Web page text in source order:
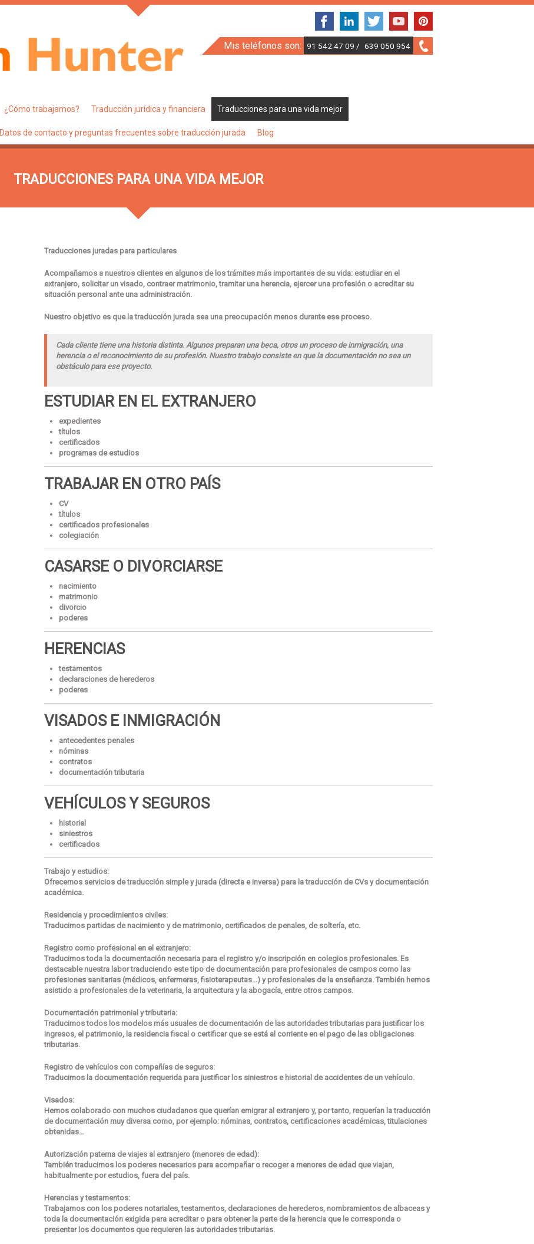
Mis teléfonos son: 91 542 47 09 / 639 050 954
¿Cómo trabajamos? Traducción jurídica y financiera Traducciones para una vida mejor
Datos de contacto y preguntas frecuentes sobre traducción jurada Blog
TRADUCCIONES PARA UNA VIDA MEJOR
Traducciones juradas para particulares
Acompañamos a nuestros clientes en algunos de los trámites más importantes de su vida: estudiar en el
extranjero, solicitar un visado, contraer matrimonio, tramitar una herencia, ejercer una profesión o acreditar su
situación personal ante una administración.
Nuestro objetivo es que la traducción jurada sea una preocupación menos durante ese proceso.
Cada cliente tiene una historia distinta. Algunos preparan una beca, otros un proceso de inmigración, una
herencia o el reconocimiento de su profesión. Nuestro trabajo consiste en que la documentación no sea un
obstáculo para ese proyecto.
ESTUDIAR EN EL EXTRANJERO
expedientes
títulos
certificados
programas de estudios
TRABAJAR EN OTRO PAÍS
CV
títulos
certificados profesionales
colegiación
CASARSE O DIVORCIARSE
nacimiento
matrimonio
divorcio
poderes
HERENCIAS
testamentos
declaraciones de herederos
poderes
VISADOS E INMIGRACIÓN
antecedentes penales
nóminas
contratos
documentación tributaria
VEHÍCULOS Y SEGUROS
historial
siniestros
certificados
Trabajo y estudios:
Ofrecemos servicios de traducción simple y jurada (directa e inversa) para la traducción de CVs y documentación
académica.
Residencia y procedimientos civiles:
Traducimos partidas de nacimiento y de matrimonio, certificados de penales, de soltería, etc.
Registro como profesional en el extranjero:
Traducimos toda la documentación necesaria para el registro y/o inscripción en colegios profesionales. Es
destacable nuestra labor traduciendo este tipo de documentación para profesionales de campos como las
profesiones sanitarias (médicos, enfermeras, fisioterapeutas…) y profesionales de la enseñanza. También hemos
asistido a profesionales de la veterinaria, la arquitectura y la abogacía, entre otros campos.
Documentación patrimonial y tributaria:
Traducimos todos los modelos más usuales de documentación de las autoridades tributarias para justificar los
ingresos, el patrimonio, la residencia fiscal o certificar que se está al corriente en el pago de las obligaciones
tributarias.
Registro de vehículos con compañías de seguros:
Traducimos la documentación requerida para justificar los siniestros e historial de accidentes de un vehículo.
Visados:
Hemos colaborado con muchos ciudadanos que querían emigrar al extranjero y, por tanto, requerían la traducción
de documentación muy diversa como, por ejemplo: nóminas, contratos, certificaciones académicas, titulaciones
obtenidas…
Autorización paterna de viajes al extranjero (menores de edad):
También traducimos los poderes necesarios para acompañar o recoger a menores de edad que viajan,
habitualmente por estudios, fuera del país.
Herencias y testamentos:
Trabajamos con los poderes notariales, testamentos, declaraciones de herederos, nombramientos de albaceas y
toda la documentación exigida para acreditar o para obtener la parte de la herencia que le corresponda o
presentar los documentos que requieren las autoridades tributarias.